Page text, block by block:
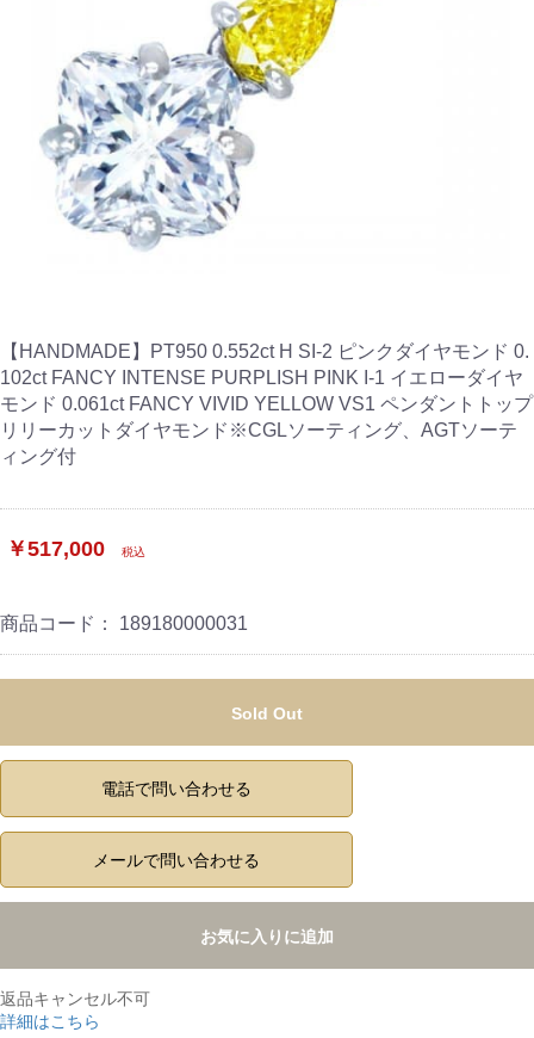
【HANDMADE】PT950 0.552ct H SI-2 ピンクダイヤモンド 0.
102ct FANCY INTENSE PURPLISH PINK I-1 イエローダイヤ
モンド 0.061ct FANCY VIVID YELLOW VS1 ペンダントトップ
リリーカットダイヤモンド※CGLソーティング、AGTソーテ
ィング付
￥517,000 税込
商品コード： 189180000031
Sold Out
電話で問い合わせる
メールで問い合わせる
お気に入りに追加
返品キャンセル不可
詳細はこちら